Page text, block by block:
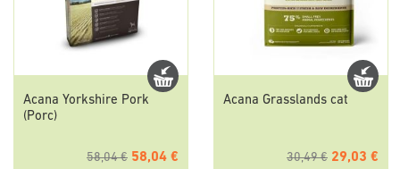
Acana Yorkshire Pork
(Porc)
58,04 € 58,04 €
Acana Grasslands cat
30,49 € 29,03 €